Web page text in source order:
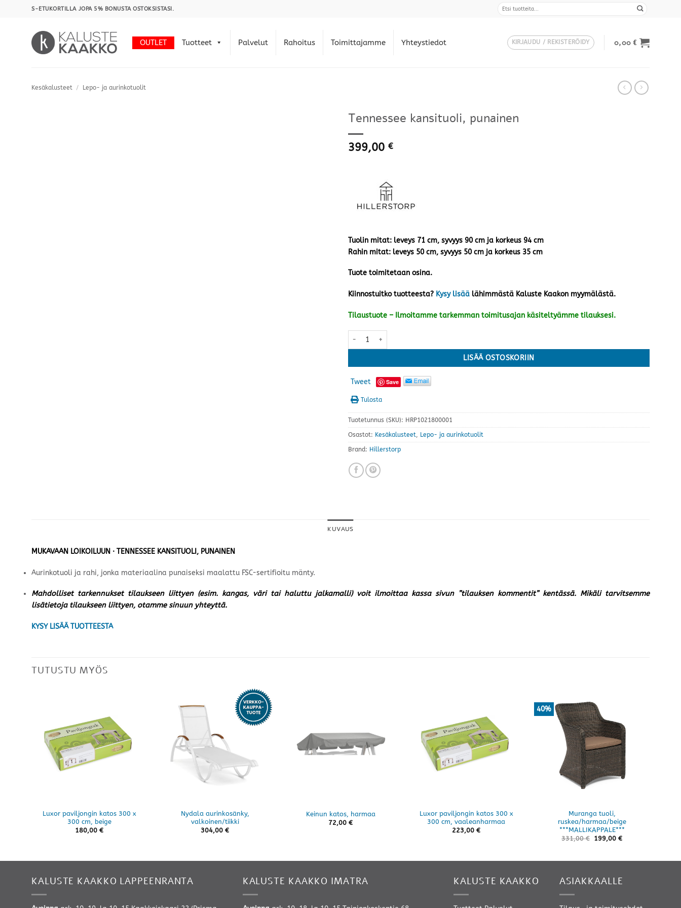
S-ETUKORTILLA JOPA 5% BONUSTA OSTOKSISTASI.
OUTLET Tuotteet Palvelut Rahoitus Toimittajamme Yhteystiedot KIRJAUDU / REKISTERÖIDY 0,00€
Kesäkalusteet / Lepo- ja aurinkotuolit
Tennessee kansituoli, punainen
399,00 €
Tuolin mitat: leveys 71 cm, syvyys 90 cm ja korkeus 94 cm
Rahin mitat: leveys 50 cm, syvyys 50 cm ja korkeus 35 cm
Tuote toimitetaan osina.
Kiinnostuitko tuotteesta? Kysy lisää lähimmästä Kaluste Kaakon myymälästä.
Tilaustuote – Ilmoitamme tarkemman toimitusajan käsiteltyämme tilauksesi.
Tennessee kansituoli, punainen määrä
LISÄÄ OSTOSKORIIN
Tweet Save
Tulosta
Tuotetunnus (SKU): HRP1021800001
Osastot: Kesäkalusteet, Lepo- ja aurinkotuolit
Brand: Hillerstorp
KUVAUS
MUKAVAAN LOIKOILUUN · TENNESSEE KANSITUOLI, PUNAINEN
Aurinkotuoli ja rahi, jonka materiaalina punaiseksi maalattu FSC-sertifioitu mänty.
Mahdolliset tarkennukset tilaukseen liittyen (esim. kangas, väri tai haluttu jalkamalli) voit ilmoittaa kassa sivun ”tilauksen kommentit” kentässä. Mikäli tarvitsemme
lisätietoja tilaukseen liittyen, otamme sinuun yhteyttä.
KYSY LISÄÄ TUOTTEESTA
TUTUSTU MYÖS
Luxor paviljongin katos 300 x
300 cm, beige
180,00 €
Nydala aurinkosänky,
valkoinen/tiikki
304,00 €
Keinun katos, harmaa
72,00 €
Luxor paviljongin katos 300 x
300 cm, vaaleanharmaa
223,00 €
40%
Muranga tuoli,
ruskea/harmaa/beige
***MALLIKAPPALE***
331,00€ 199,00 €
KALUSTE KAAKKO LAPPEENRANTA KALUSTE KAAKKO IMATRA KALUSTE KAAKKO ASIAKKAALLE